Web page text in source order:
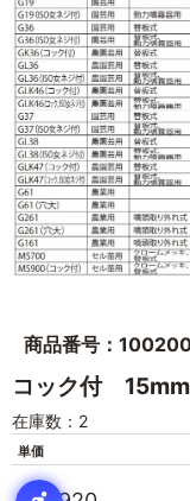
商品番号：
コック付 15mm
在庫数：2
単価